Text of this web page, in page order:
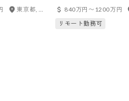
のDX支援
力募集！業
東京都, フルリモート
委託】AI駆動開発で、
鋭チームで代表の右腕
840万円〜1200万円
リモート勤務可